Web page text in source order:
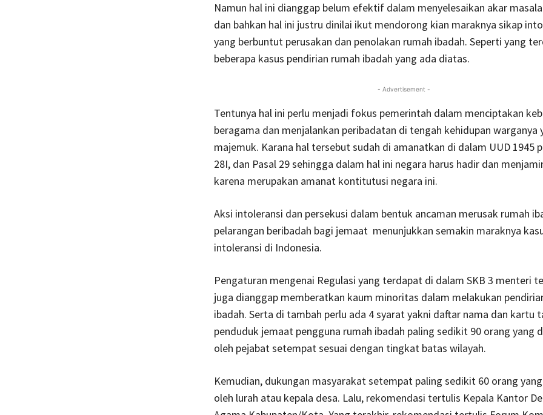
Namun hal ini dianggap belum efektif dalam menyelesaikan akar
dan bahkan hal ini justru dinilai ikut mendorong kian maraknya sikap
yang berbuntut perusakan dan penolakan rumah ibadah. Seperti yang
beberapa kasus pendirian rumah ibadah yang ada diatas.
- Advertisement -
Tentunya hal ini perlu menjadi fokus pemerintah dalam menciptakan
beragama dan menjalankan peribadatan di tengah kehidupan warganya
majemuk. Karana hal tersebut sudah di amanatkan di dalam UUD 1945
28I, dan Pasal 29 sehingga dalam hal ini negara harus hadir dan
karena merupakan amanat kontitutusi negara ini.
Aksi intoleransi dan persekusi dalam bentuk ancaman merusak rumah
pelarangan beribadah bagi jemaat menunjukkan semakin maraknya
intoleransi di Indonesia.
Pengaturan mengenai Regulasi yang terdapat di dalam SKB 3 menteri
juga dianggap memberatkan kaum minoritas dalam melakukan
ibadah. Serta di tambah perlu ada 4 syarat yakni daftar nama dan kartu
penduduk jemaat pengguna rumah ibadah paling sedikit 90 orang yang
oleh pejabat setempat sesuai dengan tingkat batas wilayah.
Kemudian, dukungan masyarakat setempat paling sedikit 60 orang
oleh lurah atau kepala desa. Lalu, rekomendasi tertulis Kepala Kantor